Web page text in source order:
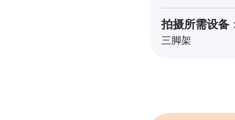
拍摄所需设备
三脚架